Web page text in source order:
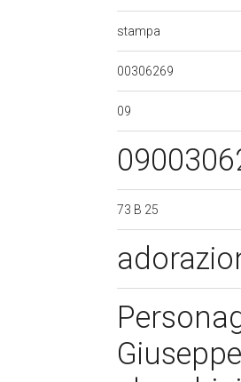
stampa
00306269
09
73 B 25